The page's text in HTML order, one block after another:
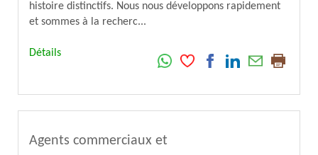
histoire distinctifs. Nous nous développons rapidement
et sommes à la recherc...
Détails
Agents commerciaux et